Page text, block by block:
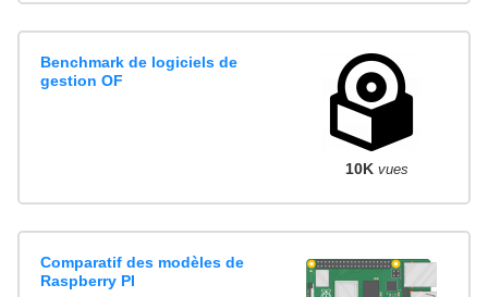
Benchmark de logiciels de
gestion OF
10K vues
Comparatif des modèles de
Raspberry PI